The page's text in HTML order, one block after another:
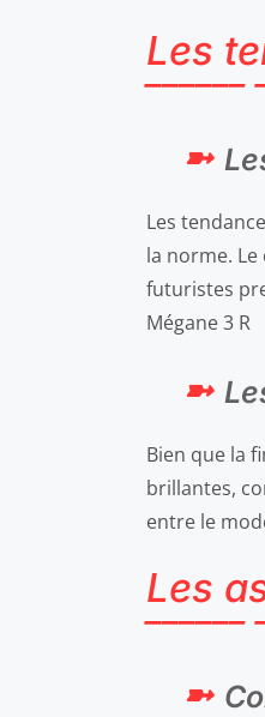
Les
Les
la norme.
futuristes
Mégane 3 R
Bien que la
brillantes,
entre le
Les